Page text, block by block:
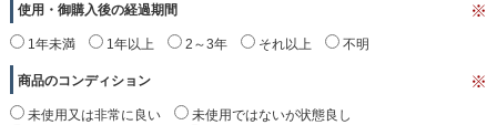
使用・御購入後の経過期間 ※
1年未満 1年以上 2～3年 それ以上 不明
商品のコンディション ※
未使用又は非常に良い
未使用ではないが状態良し